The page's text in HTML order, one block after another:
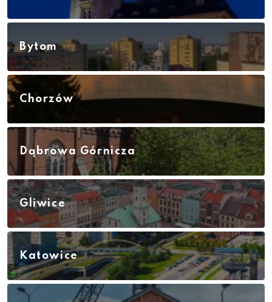
Bytom
Chorzów
Dąbrowa Górnicza
Gliwice
Katowice